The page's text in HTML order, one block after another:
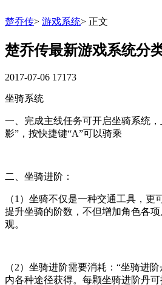
楚乔传> 游戏系统> 正文
楚乔传最新游戏系统分
2017-07-06 17173
坐骑系统
一、完成主线任务可开启坐骑系统
影”，按快捷键“A”可以骑乘
二、坐骑进阶：
（1）坐骑不仅是一种交通工具，更
提升坐骑的阶数，不但增加角色各
观。
（2）坐骑进阶需要消耗：“坐骑进
内各种途径获得。每颗坐骑进阶丹